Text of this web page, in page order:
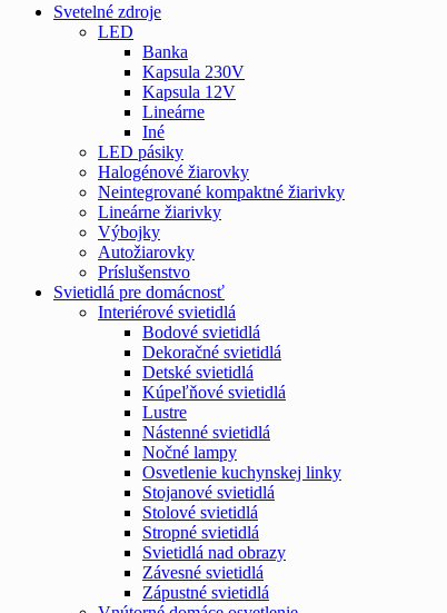
Svetelné zdroje
LED
Banka
Kapsula 230V
Kapsula 12V
Lineárne
Iné
LED pásiky
Halogénové žiarovky
Neintegrované kompaktné žiarivky
Lineárne žiarivky
Výbojky
Autožiarovky
Príslušenstvo
Svietidlá pre domácnosť
Interiérové svietidlá
Bodové svietidlá
Dekoračné svietidlá
Detské svietidlá
Kúpeľňové svietidlá
Lustre
Nástenné svietidlá
Nočné lampy
Osvetlenie kuchynskej linky
Stojanové svietidlá
Stolové svietidlá
Stropné svietidlá
Svietidlá nad obrazy
Závesné svietidlá
Zápustné svietidlá